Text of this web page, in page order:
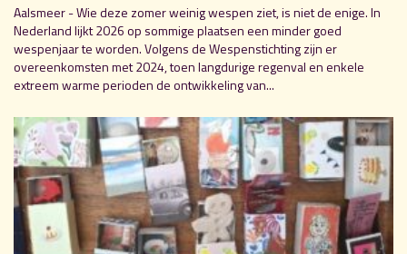
Aalsmeer - Wie deze zomer weinig wespen ziet, is niet de enige. In
Nederland lijkt 2026 op sommige plaatsen een minder goed
wespenjaar te worden. Volgens de Wespenstichting zijn er
overeenkomsten met 2024, toen langdurige regenval en enkele
extreem warme perioden de ontwikkeling van...